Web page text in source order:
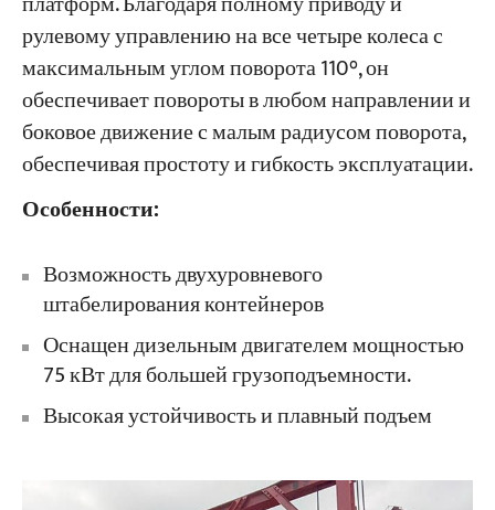
рулевому управлению на все четыре колеса с
максимальным углом поворота 110°, он
обеспечивает повороты в любом направлении и
боковое движение с малым радиусом поворота,
обеспечивая простоту и гибкость эксплуатации.
Особенности:
Возможность двухуровневого
штабелирования контейнеров
Оснащен дизельным двигателем мощностью
75 кВт для большей грузоподъемности.
Высокая устойчивость и плавный подъем